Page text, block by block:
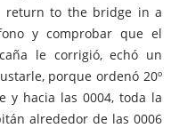
return to the bridge in a
y comprobar que el
le corrigió, echó un
porque ordenó 20º
y hacia las 0004, toda la
alrededor de las 0006